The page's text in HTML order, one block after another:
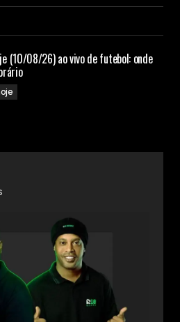
(10/08/26) ao vivo de futebol: onde